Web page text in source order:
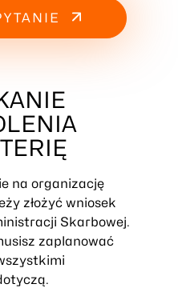
na organizację
złożyć wniosek
Skarbowej.
zaplanować